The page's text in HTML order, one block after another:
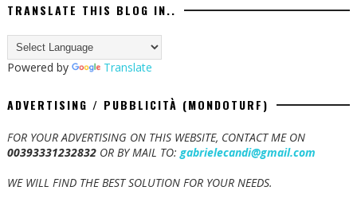
TRANSLATE THIS BLOG IN..
Powered by Translate
ADVERTISING / PUBBLICITÀ (MONDOTURF)
FOR YOUR ADVERTISING ON THIS WEBSITE, CONTACT ME ON
00393331232832OR BY MAIL TO: gabrielecandi@gmail.com
WE WILL FIND THE BEST SOLUTION FOR YOUR NEEDS.